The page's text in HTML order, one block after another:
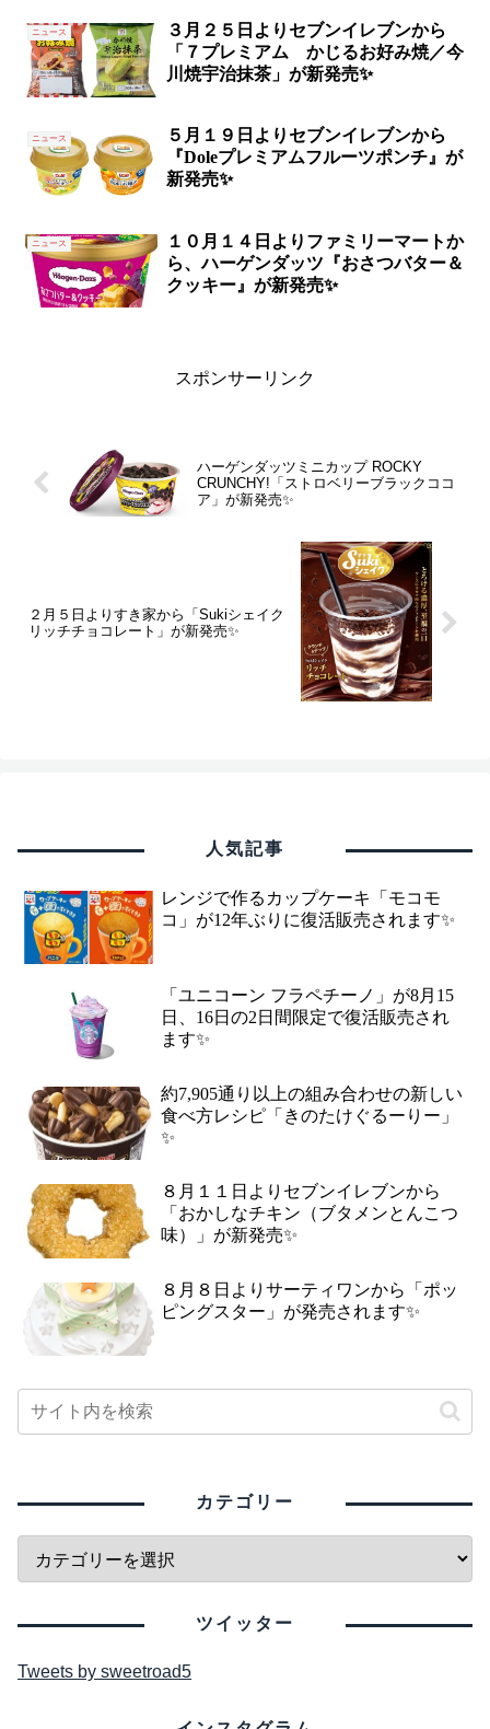
ニュース
３月２５日よりセブンイレブンから
「７プレミアム かじるお好み焼／今
川焼宇治抹茶」が新発売✨
ニュース
５月１９日よりセブンイレブンから
『Doleプレミアムフルーツポンチ』が
新発売✨
ニュース
１０月１４日よりファミリーマートか
ら、ハーゲンダッツ『おさつバター＆
クッキー』が新発売✨
スポンサーリンク
ハーゲンダッツミニカップ ROCKY
CRUNCHY!「ストロベリーブラックココ
ア」が新発売✨
２月５日よりすき家から「Sukiシェイク
リッチチョコレート」が新発売✨
人気記事
レンジで作るカップケーキ「モコモ
コ」が12年ぶりに復活販売されます✨
「ユニコーン フラペチーノ」が8月15
日、16日の2日間限定で復活販売され
ます✨
約7,905通り以上の組み合わせの新しい
食べ方レシピ「きのたけぐるーりー」
✨
８月１１日よりセブンイレブンから
「おかしなチキン（ブタメンとんこつ
味）」が新発売✨
８月８日よりサーティワンから「ポッ
ピングスター」が発売されます✨
カテゴリー
ツイッター
Tweets by sweetroad5